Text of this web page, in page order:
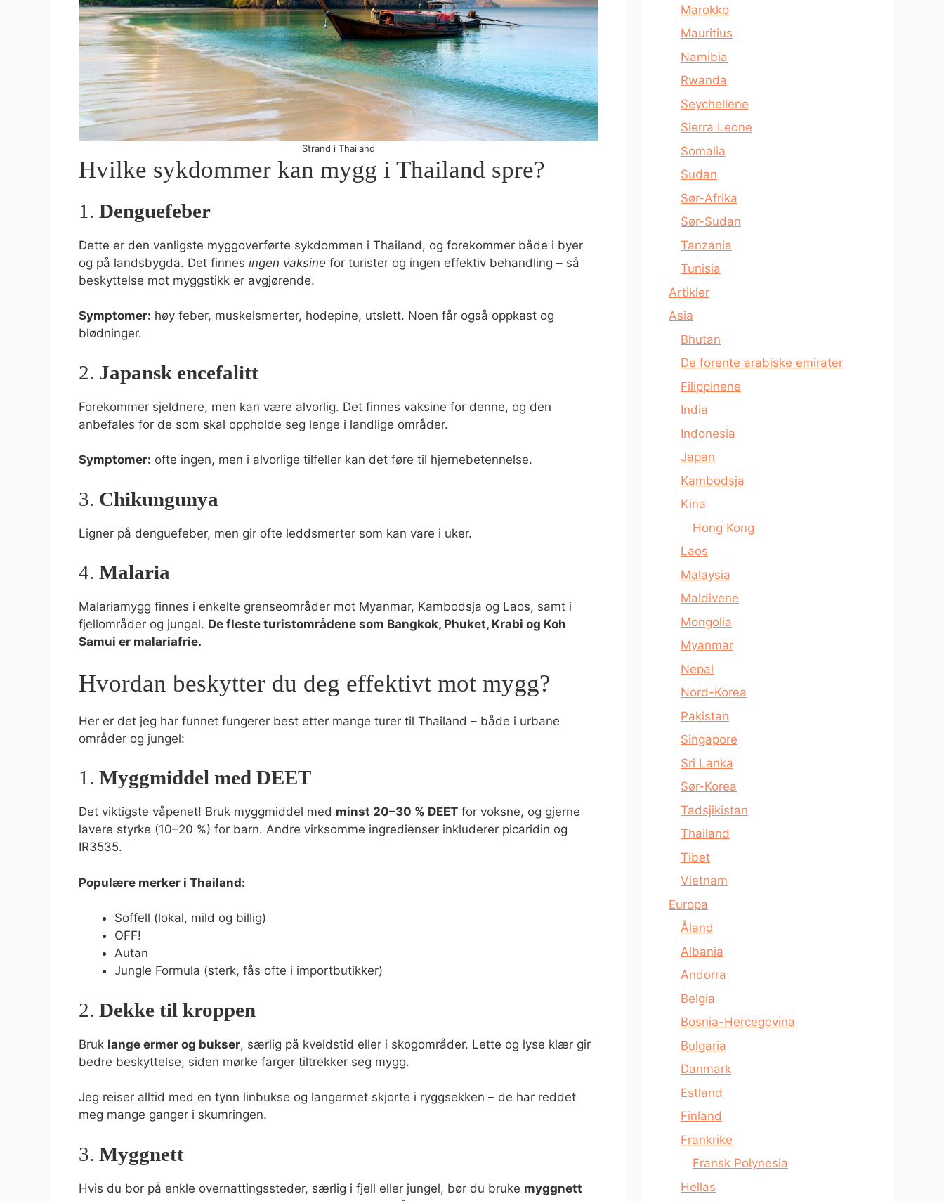
Strand i Thailand
Hvilke sykdommer kan mygg i Thailand spre?
1. Denguefeber
Dette er den vanligste myggoverførte sykdommen i Thailand, og forekommer både i byer
og på landsbygda. Det finnes ingen vaksine for turister og ingen effektiv behandling – så
beskyttelse mot myggstikk er avgjørende.
Symptomer: høy feber, muskelsmerter, hodepine, utslett. Noen får også oppkast og
blødninger.
2. Japansk encefalitt
Forekommer sjeldnere, men kan være alvorlig. Det finnes vaksine for denne, og den
anbefales for de som skal oppholde seg lenge i landlige områder.
Symptomer: ofte ingen, men i alvorlige tilfeller kan det føre til hjernebetennelse.
3. Chikungunya
Ligner på denguefeber, men gir ofte leddsmerter som kan vare i uker.
4. Malaria
Malariamygg finnes i enkelte grenseområder mot Myanmar, Kambodsja og Laos, samt i
fjellområder og jungel. De fleste turistområdene som Bangkok, Phuket, Krabi og Koh
Samui er malariafrie.
Hvordan beskytter du deg effektivt mot mygg?
Her er det jeg har funnet fungerer best etter mange turer til Thailand – både i urbane
områder og jungel:
1. Myggmiddel med DEET
Det viktigste våpenet! Bruk myggmiddel med minst 20–30 % DEET for voksne, og gjerne
lavere styrke (10–20 %) for barn. Andre virksomme ingredienser inkluderer picaridin og
IR3535.
Populære merker i Thailand:
Soffell (lokal, mild og billig)
OFF!
Autan
Jungle Formula (sterk, fås ofte i importbutikker)
2. Dekke til kroppen
Bruk lange ermer og bukser, særlig på kveldstid eller i skogområder. Lette og lyse klær gir
bedre beskyttelse, siden mørke farger tiltrekker seg mygg.
Jeg reiser alltid med en tynn linbukse og langermet skjorte i ryggsekken – de har reddet
meg mange ganger i skumringen.
3. Myggnett
Hvis du bor på enkle overnattingssteder, særlig i fjell eller jungel, bør du bruke myggnett
Marokko
Mauritius
Namibia
Rwanda
Seychellene
Sierra Leone
Somalia
Sudan
Sør-Afrika
Sør-Sudan
Tanzania
Tunisia
Artikler
Asia
Bhutan
De forente arabiske emirater
Filippinene
India
Indonesia
Japan
Kambodsja
Kina
Hong Kong
Laos
Malaysia
Maldivene
Mongolia
Myanmar
Nepal
Nord-Korea
Pakistan
Singapore
Sri Lanka
Sør-Korea
Tadsjikistan
Thailand
Tibet
Vietnam
Europa
Åland
Albania
Andorra
Belgia
Bosnia-Hercegovina
Bulgaria
Danmark
Estland
Finland
Frankrike
Fransk Polynesia
Hellas